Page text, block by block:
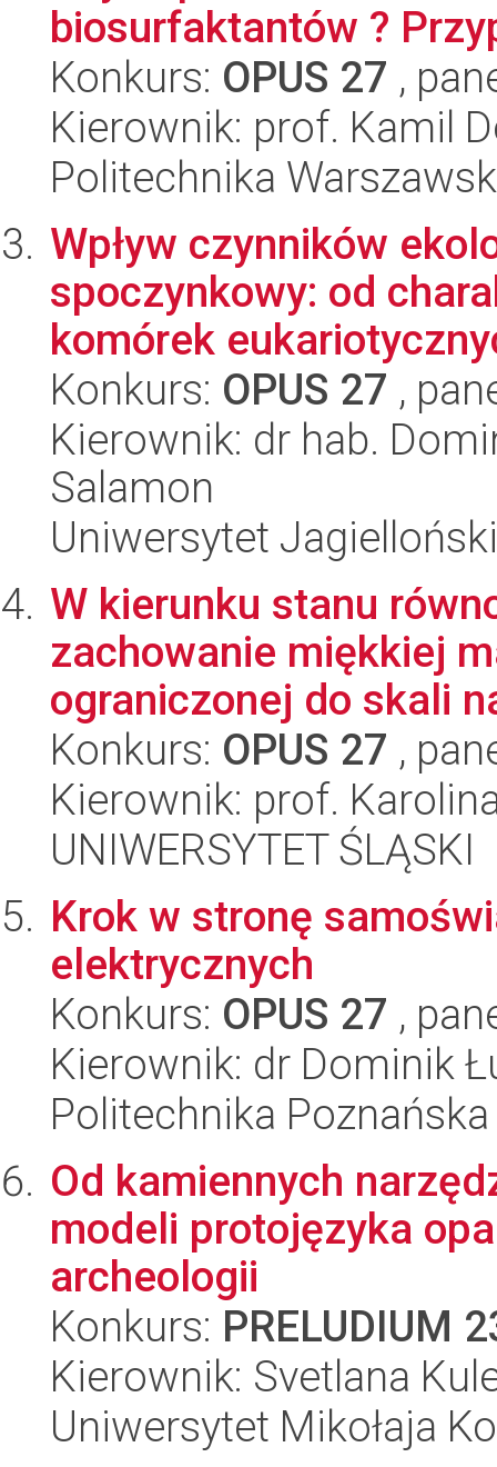
biosurfaktantów ?
Konkurs: OPUS 27 ,
Kierownik: prof. Kamil
Politechnika
Wpływ czynników
spoczynkowy: od
komórek
Konkurs: OPUS 27 ,
Kierownik: dr hab.
Salamon
Uniwersytet Jagielloński
W kierunku stanu
zachowanie miękkiej
ograniczonej do skali
Konkurs: OPUS 27 ,
Kierownik: prof.
UNIWERSYTET ŚLĄSKI
Krok w stronę
elektrycznych
Konkurs: OPUS 27 ,
Kierownik: dr Dominik
Politechnika Poznańska
Od kamiennych
modeli protojęzyka
archeologii
Konkurs: PRELUDIUM
Kierownik: Svetlana
Uniwersytet Mikołaja